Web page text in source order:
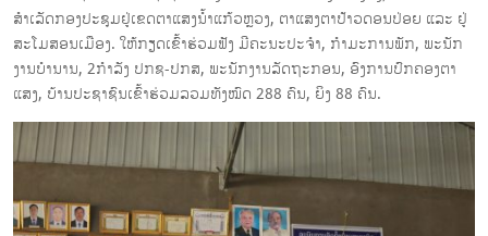
ສໍາເລັດກອງປະຊຸມຢູ່ເຂດຕາແສງນໍ້າແກ້ວຫຼວງ, ຕາແສງຕາປ້າວດອນປ່ອຍ ແລະ ຢູ່
ສະໂມສອນເມືອງ. ໃຫ້ກຽດເຂົ້າຮ່ວມຟັງ ມີຄະນະປະຈໍາ, ກໍາມະການພັກ, ພະນັກ
ງານບໍານານ, 2ກໍາລັງ ປກຊ-ປກສ, ພະນັກງານລັດຖະກອນ, ອົງການປົກຄອງຕາ
ແສງ, ບ້ານປະຊາຊົນເຂົ້າຮ່ວມລວມທັງໝົດ 288 ຄົນ, ຍິງ 88 ຄົນ.